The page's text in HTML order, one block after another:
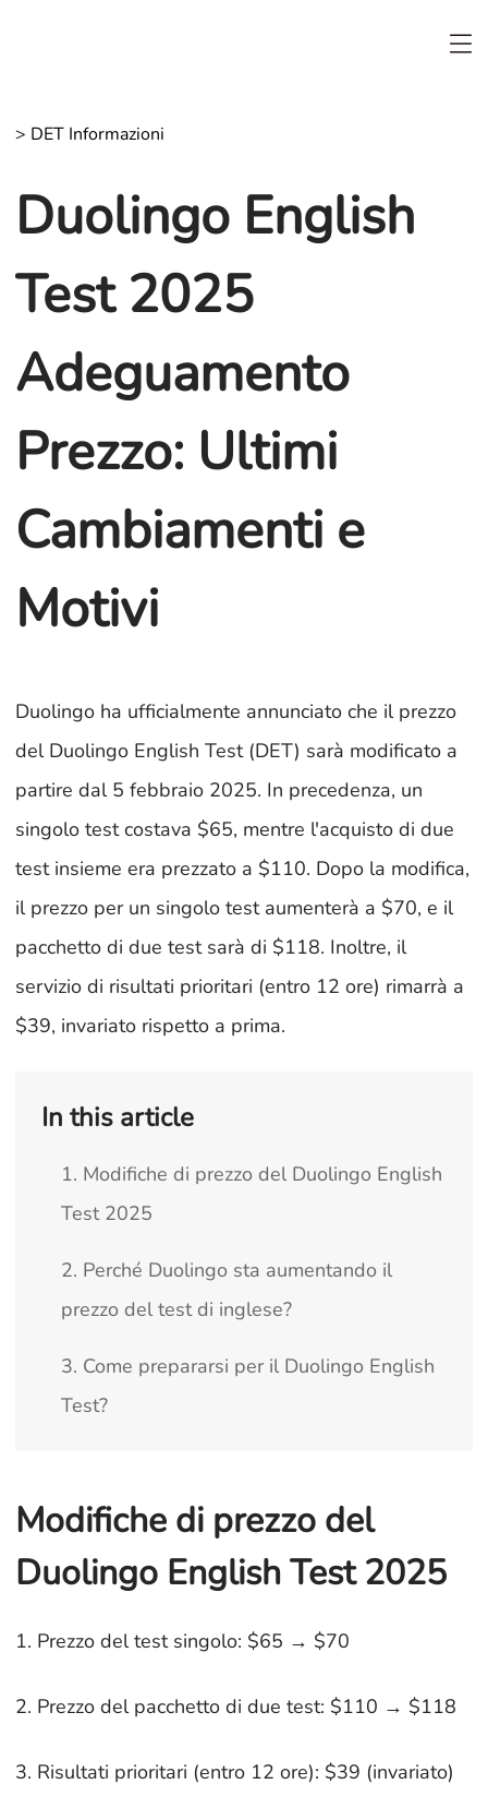
> DET Informazioni
Duolingo English
Test 2025
Adeguamento
Prezzo: Ultimi
Cambiamenti e
Motivi
Duolingo ha ufficialmente annunciato che il prezzo
del Duolingo English Test (DET) sarà modificato a
partire dal 5 febbraio 2025. In precedenza, un
singolo test costava $65, mentre l'acquisto di due
test insieme era prezzato a $110. Dopo la modifica,
il prezzo per un singolo test aumenterà a $70, e il
pacchetto di due test sarà di $118. Inoltre, il
servizio di risultati prioritari (entro 12 ore) rimarrà a
$39, invariato rispetto a prima.
In this article
1. Modifiche di prezzo del Duolingo English
Test 2025
2. Perché Duolingo sta aumentando il
prezzo del test di inglese?
3. Come prepararsi per il Duolingo English
Test?
Modifiche di prezzo del
Duolingo English Test 2025
1. Prezzo del test singolo: $65 → $70
2. Prezzo del pacchetto di due test: $110 → $118
3. Risultati prioritari (entro 12 ore): $39 (invariato)